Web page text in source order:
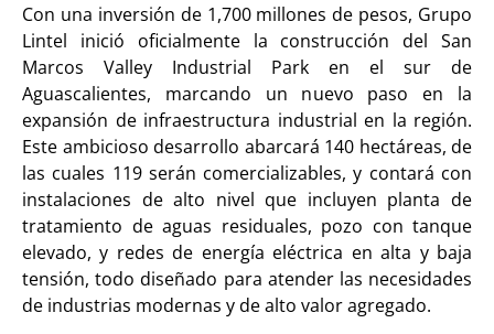
Con una inversión de 1,700 millones de pesos, Grupo
Lintel inició oficialmente la construcción del San
Marcos Valley Industrial Park en el sur de
Aguascalientes, marcando un nuevo paso en la
expansión de infraestructura industrial en la región.
Este ambicioso desarrollo abarcará 140 hectáreas, de
las cuales 119 serán comercializables, y contará con
instalaciones de alto nivel que incluyen planta de
tratamiento de aguas residuales, pozo con tanque
elevado, y redes de energía eléctrica en alta y baja
tensión, todo diseñado para atender las necesidades
de industrias modernas y de alto valor agregado.